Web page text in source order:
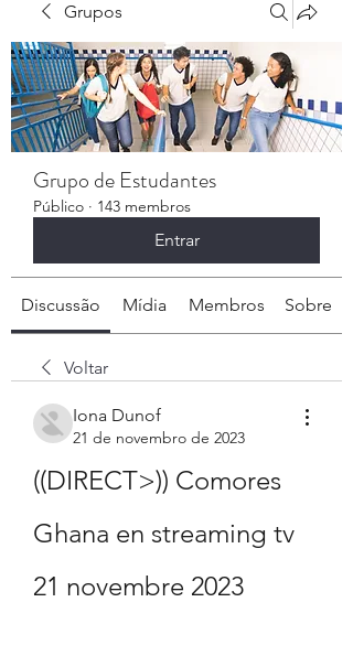
Grupos
Grupo de Estudantes
Público · 143 membros
Entrar
Discussão Mídia Membros Sobre
Voltar
Iona Dunof
21 de novembro de 2023
((DIRECT>)) Comores
Ghana en streaming tv
21 novembre 2023